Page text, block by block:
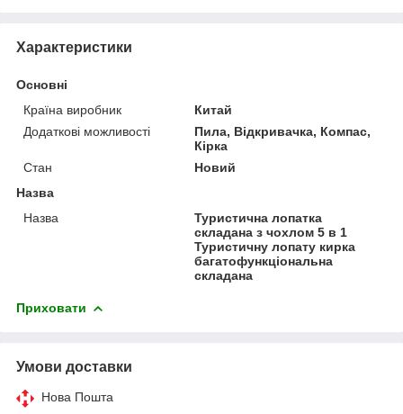
Характеристики
Основні
Країна виробник
Китай
Додаткові можливості
Пила, Відкривачка, Компас,
Кірка
Стан
Новий
Назва
Назва
Туристична лопатка
складана з чохлом 5 в 1
Туристичну лопату кирка
багатофункціональна
складана
Приховати
Умови доставки
Нова Пошта